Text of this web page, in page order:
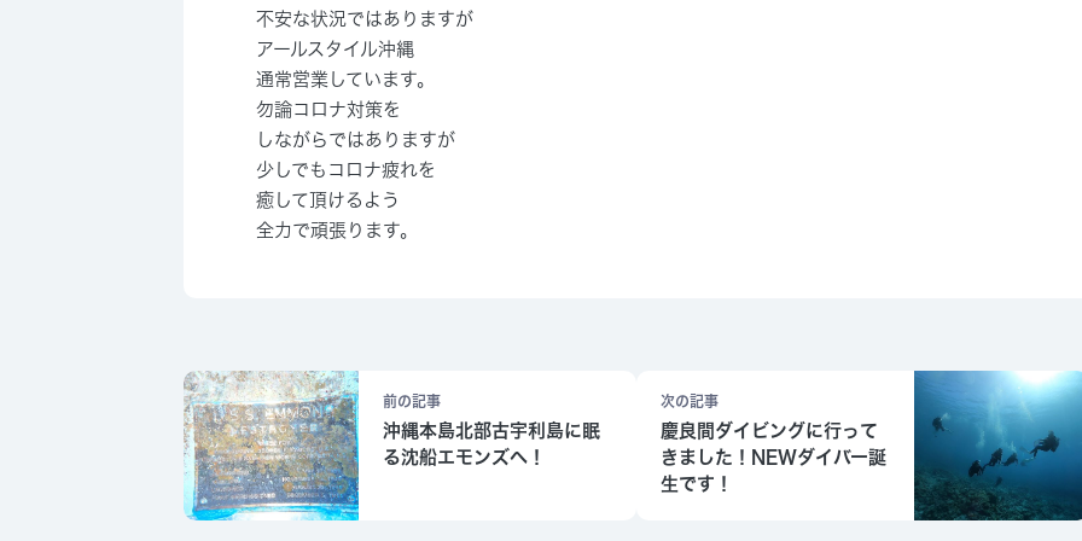
不安な状況ではありますが
アールスタイル沖縄
通常営業しています。
勿論コロナ対策を
しながらではありますが
少しでもコロナ疲れを
癒して頂けるよう
全力で頑張ります。
前の記事
沖縄本島北部古宇利島に眠
る沈船エモンズへ！
次の記事
慶良間ダイビングに行って
きました！NEWダイバー誕
生です！